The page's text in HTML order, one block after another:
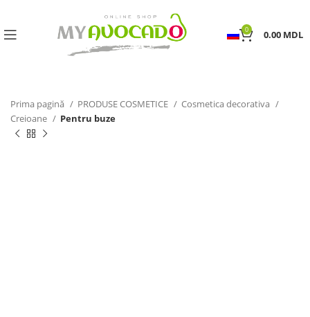
0 0.00 MDL
Prima pagină PRODUSE COSMETICE
Cosmetica decorativa
Creioane
Pentru buze